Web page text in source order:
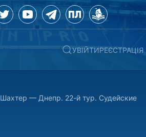
УВІЙТИРЕЄСТРАЦІЯ
Шахтер — Днепр. 22-й тур. Судейские